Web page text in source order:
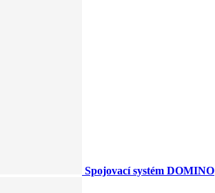
Spojovací systém DOMINO